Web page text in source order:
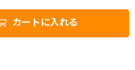
カートに入れる